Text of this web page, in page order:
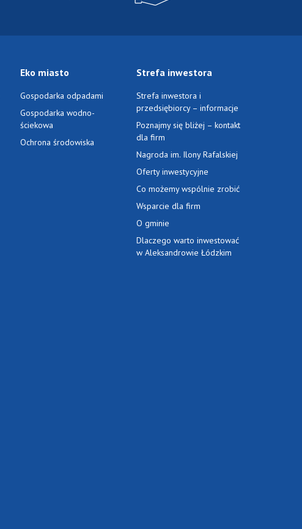
Eko miasto
Gospodarka odpadami
Gospodarka wodno-
ściekowa
Ochrona środowiska
Strefa inwestora
Strefa inwestora i
przedsiębiorcy – informacje
Poznajmy się bliżej – kontakt
dla firm
Nagroda im. Ilony Rafalskiej
Oferty inwestycyjne
Co możemy wspólnie zrobić
Wsparcie dla firm
O gminie
Dlaczego warto inwestować
w Aleksandrowie Łódzkim